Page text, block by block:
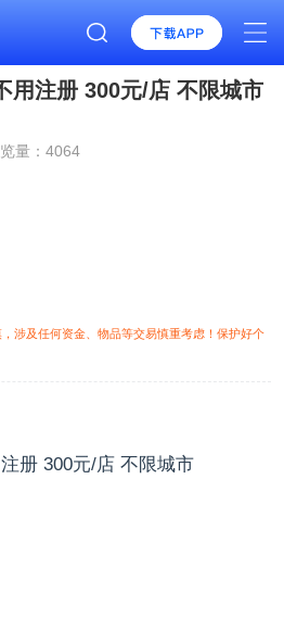
用注册 300元/店 不限城市
量：4064
涉及任何资金、物品等交易慎重考虑！保护好个
册 300元/店 不限城市